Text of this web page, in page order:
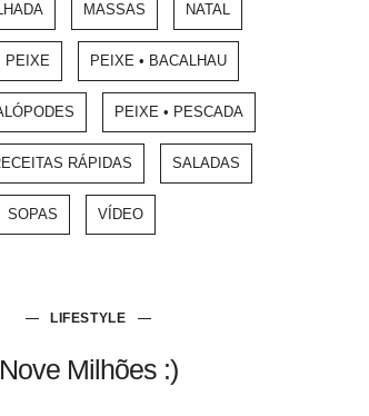
MASSAS NATAL
PEIXE PEIXE • BACALHAU
PEIXE • PESCADA
RÁPIDAS SALADAS
SOPAS VÍDEO
LIFESTYLE
Nove Milhões :)